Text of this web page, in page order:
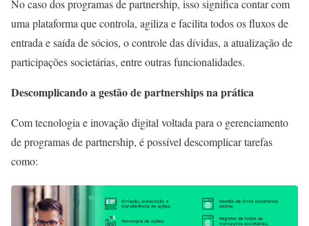
No caso dos programas de partnership, isso significa contar com
uma plataforma que controla, agiliza e facilita todos os fluxos de
entrada e saída de sócios, o controle das dívidas, a atualização de
participações societárias, entre outras funcionalidades.
Descomplicando a gestão departnershipsna prática
Com tecnologia e inovação digital voltada para o gerenciamento
de programas de partnership, é possível descomplicar tarefas
como: